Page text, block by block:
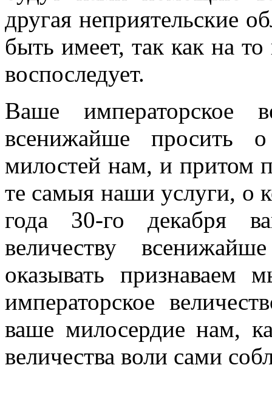
другая неприятельские
быть имеет, так как на то
воспоследует.
Ваше императорское
всенижайше просить
милостей нам, и притом
те самыя наши услуги, о
года 30-го декабря
величеству
оказывать
императорское
ваше милосердие нам,
величества воли сами